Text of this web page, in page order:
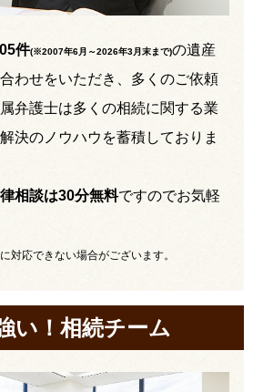
件(※2007年6月～2026年3月末まで)の遺産
わせをいただき、多くのご依頼
弁護士は多くの相続に関する業
決のノウハウを蓄積しておりま
相談は30分無料ですのでお気軽
対応できない場合がございます。
い！相続チーム